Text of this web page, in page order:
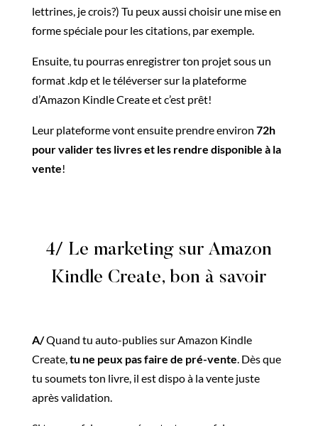
lettrines, je crois?) Tu peux aussi choisir une mise en
forme spéciale pour les citations, par exemple.
Ensuite, tu pourras enregistrer ton projet sous un
format .kdp et le téléverser sur la plateforme
d’Amazon Kindle Create et c’est prêt!
Leur plateforme vont ensuite prendre environ 72h
pour valider tes livres et les rendre disponible à la
vente!
4/ Le marketing sur Amazon
Kindle Create, bon à savoir
A/Quand tu auto-publies sur Amazon Kindle
Create,tu ne peux pas faire de pré-vente. Dès que
tu soumets ton livre, il est dispo à la vente juste
après validation.